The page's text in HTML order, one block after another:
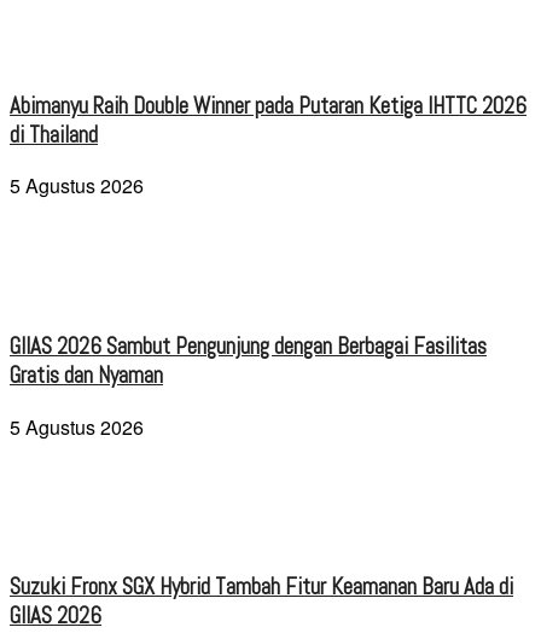
Abimanyu Raih Double Winner pada Putaran Ketiga IHTTC 2026
di Thailand
5 Agustus 2026
GIIAS 2026 Sambut Pengunjung dengan Berbagai Fasilitas
Gratis dan Nyaman
5 Agustus 2026
Suzuki Fronx SGX Hybrid Tambah Fitur Keamanan Baru Ada di
GIIAS 2026